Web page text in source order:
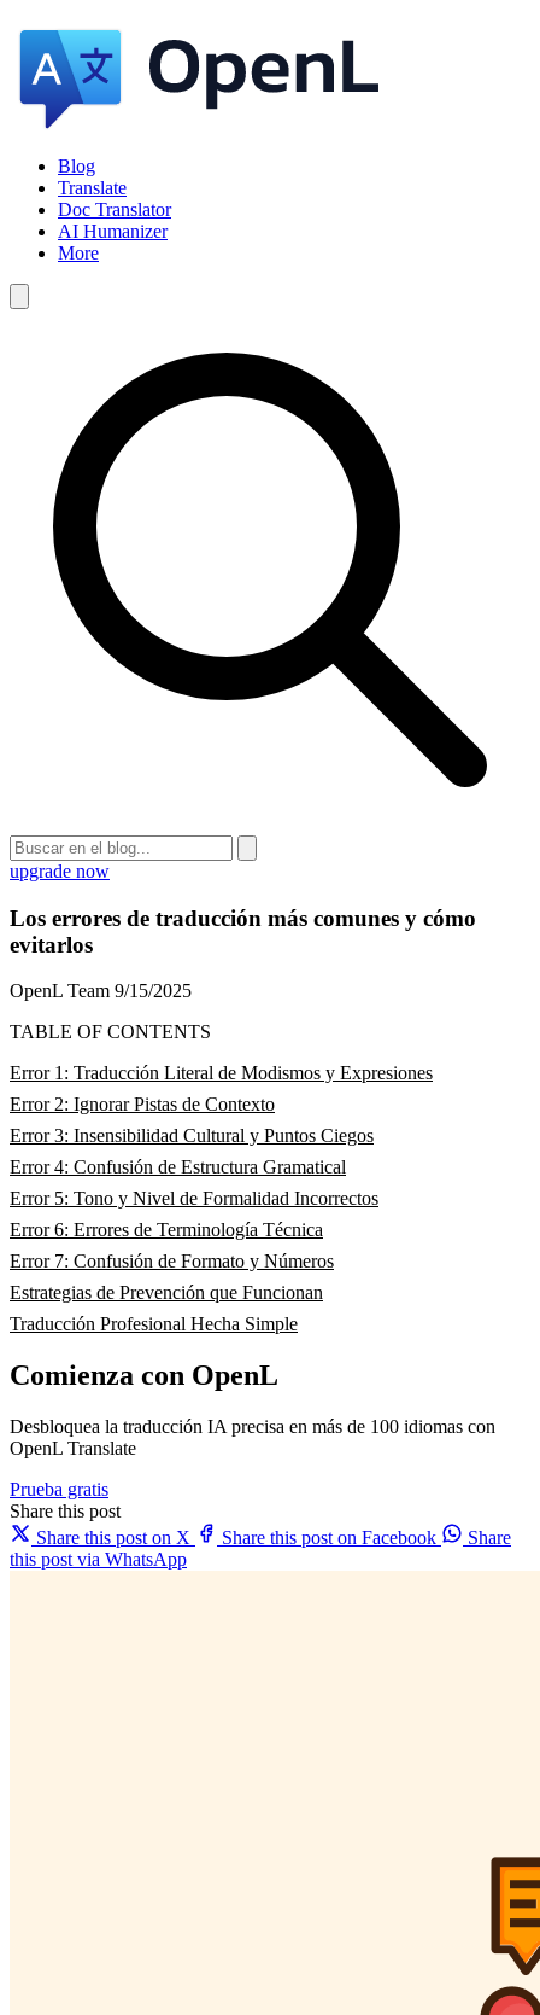
Blog
Translate
Doc Translator
AI Humanizer
More
upgrade now
Los errores de traducción más comunes y cómo
evitarlos
OpenL Team 9/15/2025
TABLE OF CONTENTS
Error 1: Traducción Literal de Modismos y Expresiones
Error 2: Ignorar Pistas de Contexto
Error 3: Insensibilidad Cultural y Puntos Ciegos
Error 4: Confusión de Estructura Gramatical
Error 5: Tono y Nivel de Formalidad Incorrectos
Error 6: Errores de Terminología Técnica
Error 7: Confusión de Formato y Números
Estrategias de Prevención que Funcionan
Traducción Profesional Hecha Simple
Comienza con OpenL
Desbloquea la traducción IA precisa en más de 100 idiomas con
OpenL Translate
Prueba gratis
Share this post
Share this post on X
Share this post on Facebook
Share
this post via WhatsApp